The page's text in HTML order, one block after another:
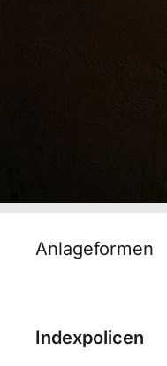
Anlageformen
Indexpolicen